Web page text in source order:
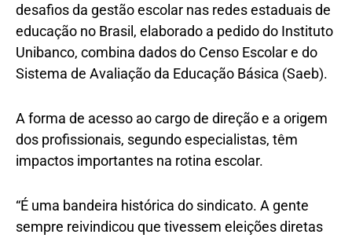
desafios da gestão escolar nas redes estaduais de
educação no Brasil, elaborado a pedido do Instituto
Unibanco, combina dados do Censo Escolar e do
Sistema de Avaliação da Educação Básica (Saeb).
A forma de acesso ao cargo de direção e a origem
dos profissionais, segundo especialistas, têm
impactos importantes na rotina escolar.
“É uma bandeira histórica do sindicato. A gente
sempre reivindicou que tivessem eleições diretas